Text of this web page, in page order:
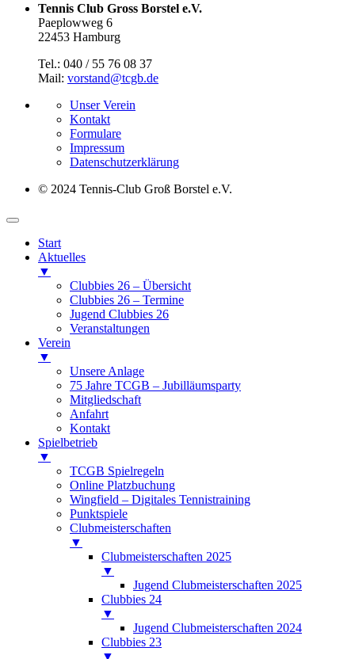
Tennis Club Gross Borstel e.V.
Paeplowweg 6
22453 Hamburg
Tel.: 040 / 55 76 08 37
Mail: vorstand@tcgb.de
Unser Verein
Kontakt
Formulare
Impressum
Datenschutz­erklärung
© 2024 Tennis-Club Groß Borstel e.V.
Start
Aktuelles
▼
Clubbies 26 – Übersicht
Clubbies 26 – Termine
Jugend Clubbies 26
Veranstaltungen
Verein
▼
Unsere Anlage
75 Jahre TCGB – Jubilläumsparty
Mitgliedschaft
Anfahrt
Kontakt
Spielbetrieb
▼
TCGB Spielregeln
Online Platzbuchung
Wingfield – Digitales Tennistraining
Punktspiele
Clubmeisterschaften
▼
Clubmeisterschaften 2025
▼
Jugend Clubmeisterschaften 2025
Clubbies 24
▼
Jugend Clubmeisterschaften 2024
Clubbies 23
▼